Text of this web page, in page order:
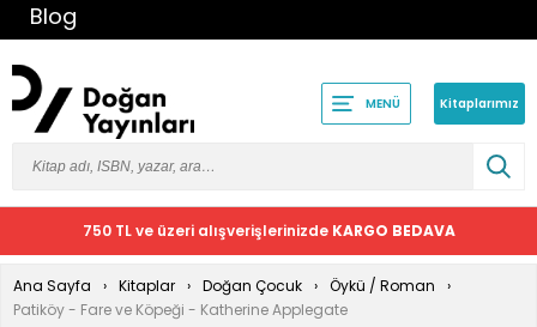
Blog
MENÜ Kitaplarımız
750 TL ve üzeri alışverişlerinizde KARGO BEDAVA
Ana Sayfa Kitaplar Doğan Çocuk
Öykü / Roman
Patiköy - Fare ve Köpeği - Katherine Applegate